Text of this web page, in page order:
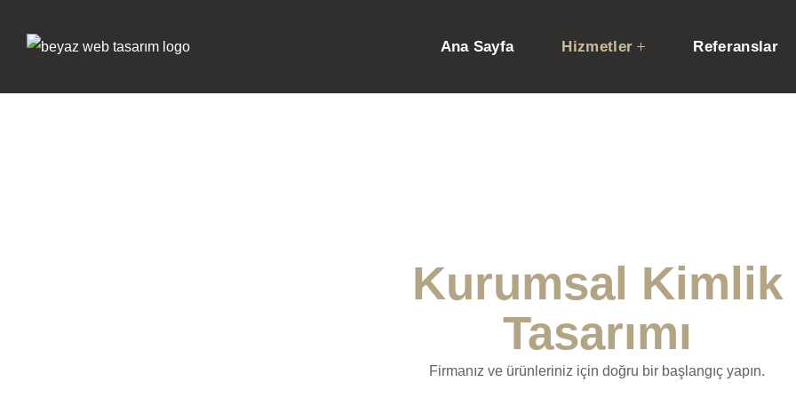
Ana Sayfa Hizmetler Referanslar
Kurumsal Kimlik
Tasarımı
Firmanız ve ürünleriniz için doğru bir başlangıç yapın.